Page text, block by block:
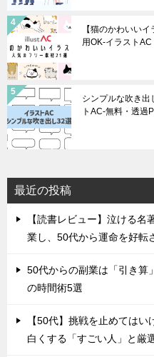
【猫のかわいい
用OK-イラストAC
シンプルな吹き出
トAC-無料・透過
最近の投稿
【読書レビュー】泣ける
業し、50代から運命を好転
50代からの副業は「引き算
の時間術5選
【50代】挑戦を止めては
白くする「すごい人」と厳